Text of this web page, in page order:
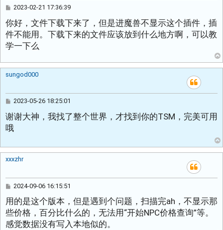
帖
2023-02-21 17:36:39
你好，文件下载下来了，但是进魔兽不显示这个插件，插
件不能用。下载下来的文件应该放到什么地方啊，可以教
学一下么
sungod000
帖
2023-05-26 18:25:01
谢谢大神，我找了整个世界，才找到你的TSM，完美可用
哦
xxxzhr
帖
2024-09-06 16:15:51
用的是这个版本，但是遇到个问题，扫描完ah，不显示那
些价格，百分比什么的，无法用“开始NPC价格查询”等。
感觉数据没有写入本地似的。